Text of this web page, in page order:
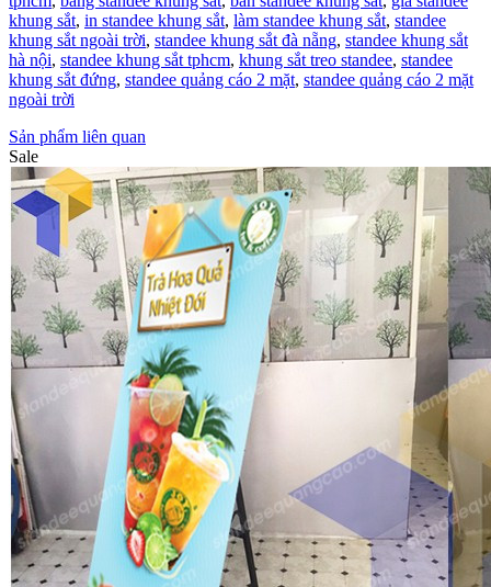
khung sắt, in standee khung sắt, làm standee khung sắt, standee
khung sắt ngoài trời, standee khung sắt đà nẵng, standee khung sắt
hà nội, standee khung sắt tphcm, khung sắt treo standee, standee
khung sắt đứng, standee quảng cáo 2 mặt, standee quảng cáo 2 mặt
ngoài trời
Sản phẩm liên quan
Sale